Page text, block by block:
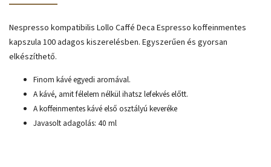
Nespresso kompatibilis Lollo Caffé Deca Espresso koffeinmentes
kapszula 100 adagos kiszerelésben. Egyszerűen és gyorsan
elkészíthető.
Finom kávé egyedi aromával.
A kávé, amit félelem nélkül ihatsz lefekvés előtt.
A koffeinmentes kávé első osztályú keveréke
Javasolt adagolás: 40 ml